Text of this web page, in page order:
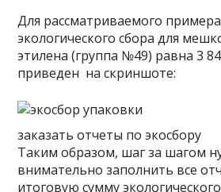
Для рассматриваемого
экологического сбора для
этилена (группа №49) равна 3
приведен на скриншоте:
заказать отчеты по экосбору
Таким образом, шаг за шагом
внимательно заполнить все
итоговую сумму